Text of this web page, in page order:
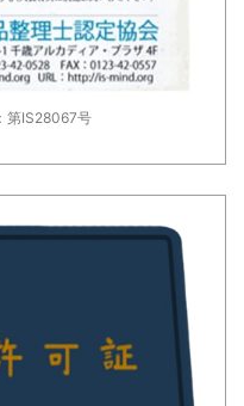
第IS28067号